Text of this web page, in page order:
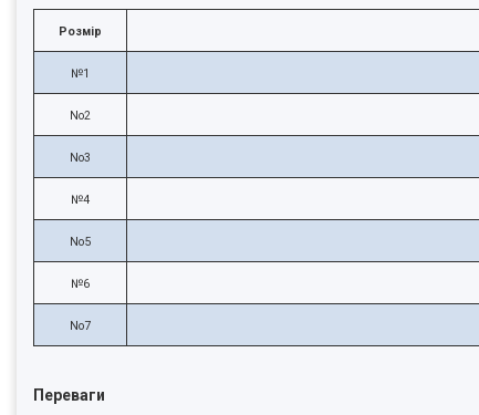
Розмір
№1
No2
No3
№4
No5
№6
No7
Переваги